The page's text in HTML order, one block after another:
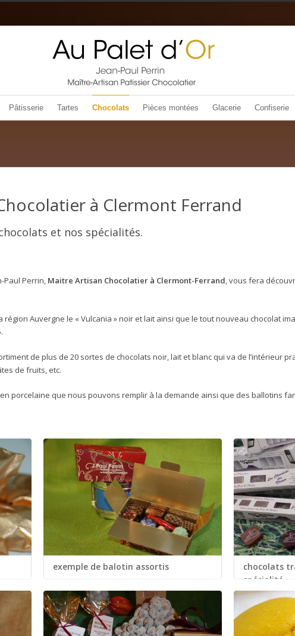
Pâtisserie Tartes Chocolats Pièces montées Glacerie Confiserie
à Clermont Ferrand
et nos spécialités.
Paul Perrin, Maitre Artisan Chocolatier à Clermont-Ferrand, vous fera
Auvergne le « Vulcania » noir et lait ainsi que le tout nouveau chocolat
de plus de 20 sortes de chocolats noir, lait et blanc qui va de l’intérieur
de fruits, etc.
porcelaine que nous pouvons remplir à la demande ainsi que des ballotins
exemple de balotin assortis
chocolats
spécialité
...